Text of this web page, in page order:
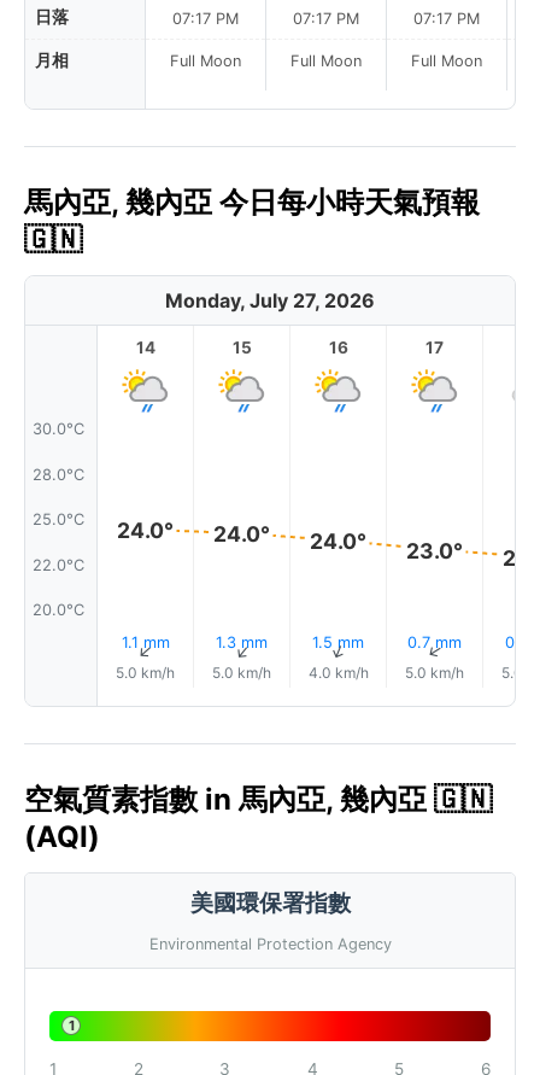
日落
月相
07:17 PM
Full Moon
07:17 PM
Full Moon
07:17 PM
Full Moon
馬內亞, 幾內亞 今日每小時天氣預報
🇬🇳
Monday, July 27, 2026
30.0°C
28.0°C
25.0°C
22.0°C
20.0°C
14
24.0°
1.1 mm
↑
5.0 km/h
15
24.0°
1.3 mm
↑
5.0 km/h
16
24.0°
1.5 mm
↑
4.0 km/h
17
23.0°
0.7 mm
↑
5.0 km/h
0.1
5.0
空氣質素指數 in 馬內亞, 幾內亞 🇬🇳
(AQI)
美國環保署指數
Environmental Protection Agency
1
1 2 3 4 5 6